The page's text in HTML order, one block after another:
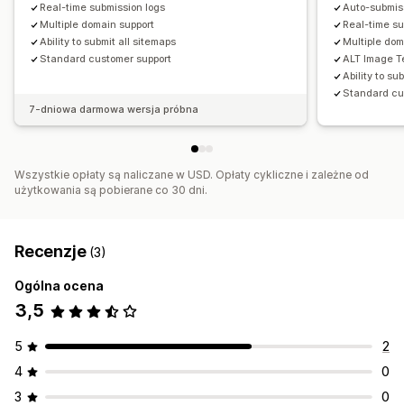
Real-time submission logs
Multiple domain support
Ability to submit all sitemaps
Standard customer support
7-dniowa darmowa wersja próbna
Auto-
Real-time
Multiple
ALT Image
Ability to
Standard
Wszystkie opłaty są naliczane w USD. Opłaty cykliczne i zależne od
użytkowania są pobierane co 30 dni.
Recenzje (3)
Ogólna ocena
3,5
5
2
4
0
3
0